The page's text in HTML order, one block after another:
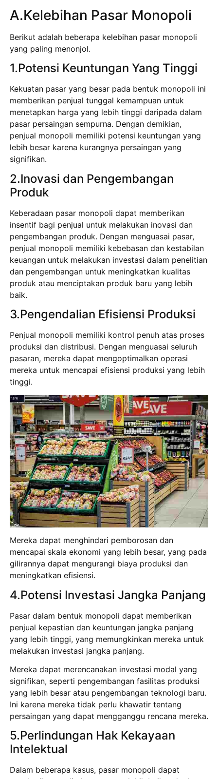
A.Kelebihan Pasar Monopoli
Berikut adalah beberapa kelebihan pasar monopoli
yang paling menonjol.
1.Potensi Keuntungan Yang Tinggi
Kekuatan pasar yang besar pada bentuk monopoli ini
memberikan penjual tunggal kemampuan untuk
menetapkan harga yang lebih tinggi daripada dalam
pasar persaingan sempurna. Dengan demikian,
penjual monopoli memiliki potensi keuntungan yang
lebih besar karena kurangnya persaingan yang
signifikan.
2.Inovasi dan Pengembangan
Produk
Keberadaan pasar monopoli dapat memberikan
insentif bagi penjual untuk melakukan inovasi dan
pengembangan produk. Dengan menguasai pasar,
penjual monopoli memiliki kebebasan dan kestabilan
keuangan untuk melakukan investasi dalam penelitian
dan pengembangan untuk meningkatkan kualitas
produk atau menciptakan produk baru yang lebih
baik.
3.Pengendalian Efisiensi Produksi
Penjual monopoli memiliki kontrol penuh atas proses
produksi dan distribusi. Dengan menguasai seluruh
pasaran, mereka dapat mengoptimalkan operasi
mereka untuk mencapai efisiensi produksi yang lebih
tinggi.
Mereka dapat menghindari pemborosan dan
mencapai skala ekonomi yang lebih besar, yang pada
gilirannya dapat mengurangi biaya produksi dan
meningkatkan efisiensi.
4.Potensi Investasi Jangka Panjang
Pasar dalam bentuk monopoli dapat memberikan
penjual kepastian dan keuntungan jangka panjang
yang lebih tinggi, yang memungkinkan mereka untuk
melakukan investasi jangka panjang.
Mereka dapat merencanakan investasi modal yang
signifikan, seperti pengembangan fasilitas produksi
yang lebih besar atau pengembangan teknologi baru.
Ini karena mereka tidak perlu khawatir tentang
persaingan yang dapat mengganggu rencana mereka.
5.Perlindungan Hak Kekayaan
Intelektual
Dalam beberapa kasus, pasar monopoli dapat